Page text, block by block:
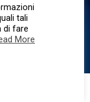
tali
di fare
More